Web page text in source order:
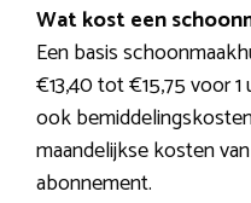
Wat kost een
Een basis
€13,40 tot €15,75 voor
ook
maandelijkse kosten
abonnement.